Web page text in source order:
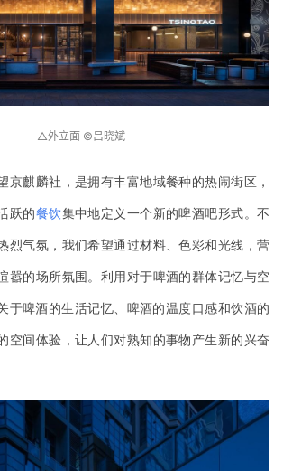
△外立面 ©吕晓斌
京麒麟社，是拥有丰富地域餐种的热闹街区，
跃的餐饮集中地定义一个新的啤酒吧形式。不
烈气氛，我们希望通过材料、色彩和光线，营
嚣的场所氛围。利用对于啤酒的群体记忆与空
啤酒的生活记忆、啤酒的温度口感和饮酒的
空间体验，让人们对熟知的事物产生新的兴奋